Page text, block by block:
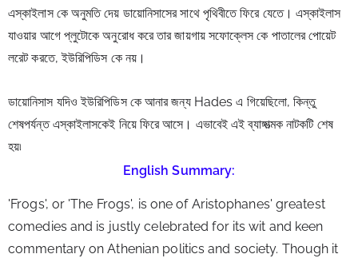
এস্কাইলাস কে অনুমতি দেয় ডায়োনিসাসের সাথে পৃথিবীতে ফিরে যেতে। এস্কাইলাস
যাওয়ার আগে প্লুটোকে অনুরোধ করে তার জায়গায় সফোক্লেস কে পাতালের পোয়েট
লরেট করতে, ইউরিপিডিস কে নয়।
ডায়োনিসাস যদিও ইউরিপিডিস কে আনার জন্য Hades এ গিয়েছিলো, কিন্তু
শেষপর্যন্ত এস্কাইলাসকেই নিয়ে ফিরে আসে। এভাবেই এই ব্যাঙ্গাত্মক নাটকটি শেষ
হয়৷
English Summary:
'Frogs', or 'The Frogs', is one of Aristophanes' greatest
comedies and is justly celebrated for its wit and keen
commentary on Athenian politics and society. Though it